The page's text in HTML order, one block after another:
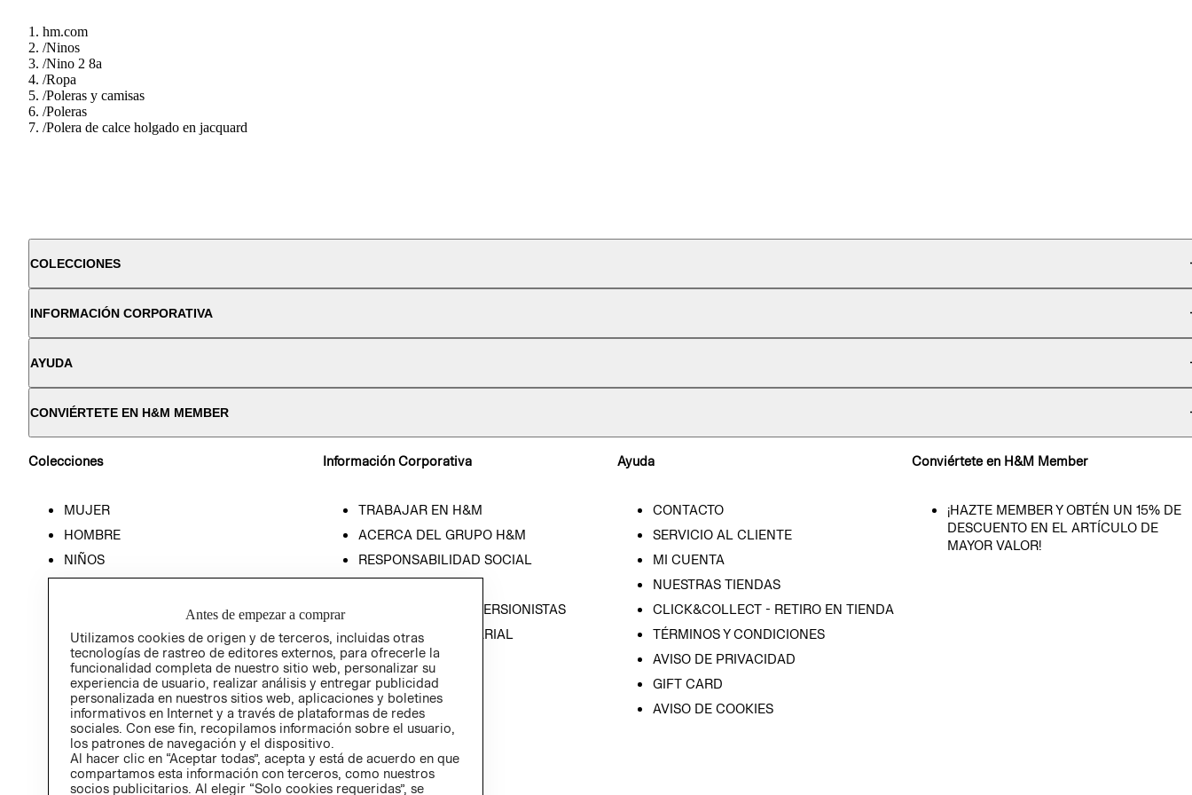
hm.com
/Ninos
/Nino 2 8a
/Ropa
/Poleras y camisas
/Poleras
/Polera de calce holgado en jacquard
COLECCIONES
INFORMACIÓN CORPORATIVA
AYUDA
CONVIÉRTETE EN H&M MEMBER
Colecciones
MUJER
HOMBRE
NIÑOS
Información Corporativa
TRABAJAR EN H&M
ACERCA DEL GRUPO H&M
RESPONSABILIDAD SOCIAL
RELACIÓN CON INVERSIONISTAS
POLÍTICA EMPRESARIAL
Ayuda
CONTACTO
SERVICIO AL CLIENTE
MI CUENTA
NUESTRAS TIENDAS
CLICK&COLLECT - RETIRO EN TIENDA
TÉRMINOS Y CONDICIONES
AVISO DE PRIVACIDAD
GIFT CARD
AVISO DE COOKIES
Conviértete en H&M Member
¡HAZTE MEMBER Y OBTÉN UN 15% DE
DESCUENTO EN EL ARTÍCULO DE
MAYOR VALOR!
Antes de empezar a comprar
Utilizamos cookies de origen y de terceros, incluidas otras
tecnologías de rastreo de editores externos, para ofrecerle la
funcionalidad completa de nuestro sitio web, personalizar su
experiencia de usuario, realizar análisis y entregar publicidad
personalizada en nuestros sitios web, aplicaciones y boletines
informativos en Internet y a través de plataformas de redes
sociales. Con ese fin, recopilamos información sobre el usuario,
los patrones de navegación y el dispositivo.
Al hacer clic en “Aceptar todas”, acepta y está de acuerdo en que
compartamos esta información con terceros, como nuestros
socios publicitarios. Al elegir “Solo cookies requeridas”, se